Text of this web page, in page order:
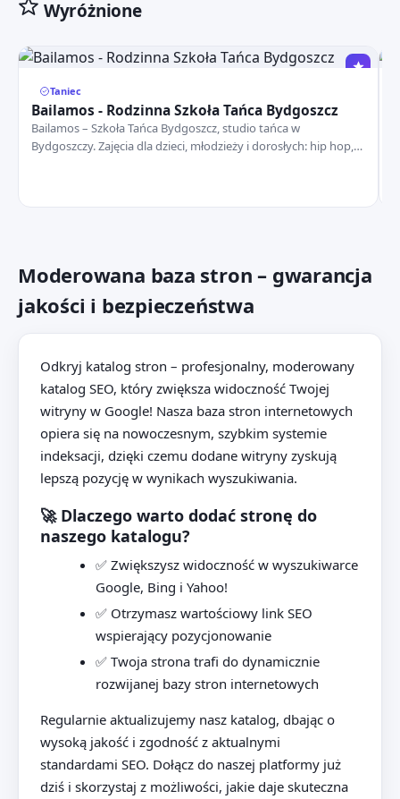
Wyróżnione
Taniec
Bailamos - Rodzinna Szkoła Tańca Bydgoszcz
Bailamos – Szkoła Tańca Bydgoszcz, studio tańca w
Bydgoszczy. Zajęcia dla dzieci, młodzieży i dorosłych: hip hop,
Moderowana baza stron – gwarancja
jakości i bezpieczeństwa
Odkryj katalog stron – profesjonalny, moderowany
katalog SEO, który zwiększa widoczność Twojej
witryny w Google! Nasza baza stron internetowych
opiera się na nowoczesnym, szybkim systemie
indeksacji, dzięki czemu dodane witryny zyskują
lepszą pozycję w wynikach wyszukiwania.
🚀 Dlaczego warto dodać stronę do
naszego katalogu?
✅ Zwiększysz widoczność w wyszukiwarce
Google, Bing i Yahoo!
✅ Otrzymasz wartościowy link SEO
wspierający pozycjonowanie
✅ Twoja strona trafi do dynamicznie
rozwijanej bazy stron internetowych
Regularnie aktualizujemy nasz katalog, dbając o
wysoką jakość i zgodność z aktualnymi
standardami SEO. Dołącz do naszej platformy już
dziś i skorzystaj z możliwości, jakie daje skuteczna